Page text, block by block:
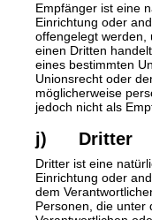
Empfänger ist eine
Einrichtung oder
offengelegt werden,
einen Dritten
eines bestimmten
Unionsrecht oder
möglicherweise
jedoch nicht als
j) Dritter
Dritter ist eine
Einrichtung oder
dem
Personen, die unter